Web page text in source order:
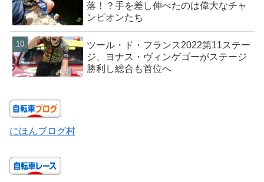
落！？手を差し伸べたのは偉大なチャ
ンピオンたち
ツール・ド・フランス2022第11ステー
ジ、ヨナス・ヴィンゲゴーがステージ
勝利し総合も首位へ
にほんブログ村